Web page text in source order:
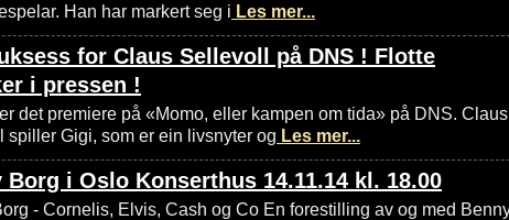
Han har markert seg i Les mer...
for Claus Sellevoll på DNS ! Flotte
i pressen !
det premiere på «Momo, eller kampen om tida» på DNS. Claus
spiller Gigi, som er ein livsnyter og Les mer...
Borg i Oslo Konserthus 14.11.14 kl. 18.00
- Cornelis, Elvis, Cash og Co En forestilling av og med